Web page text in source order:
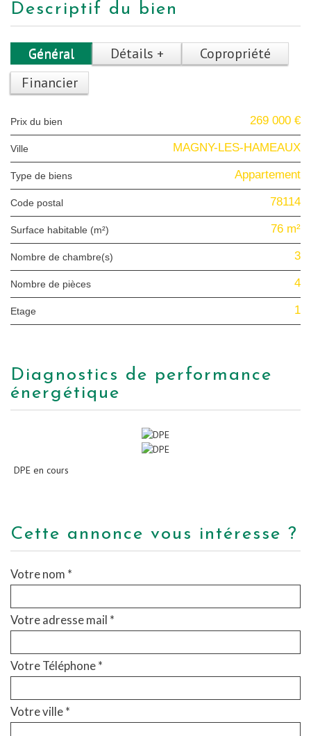
descriptif du bien
Général Détails +
Copropriété
Financier
Prix du bien 269 000 €
Ville MAGNY-LES-HAMEAUX
Type de biens Appartement
Code postal 78114
Surface habitable (m²) 76 m²
Nombre de chambre(s) 3
Nombre de pièces 4
Etage 1
diagnostics de performance
énergétique
DPE en cours
cette annonce vous intéresse ?
Votre nom *
Votre adresse mail *
Votre Téléphone *
Votre ville *